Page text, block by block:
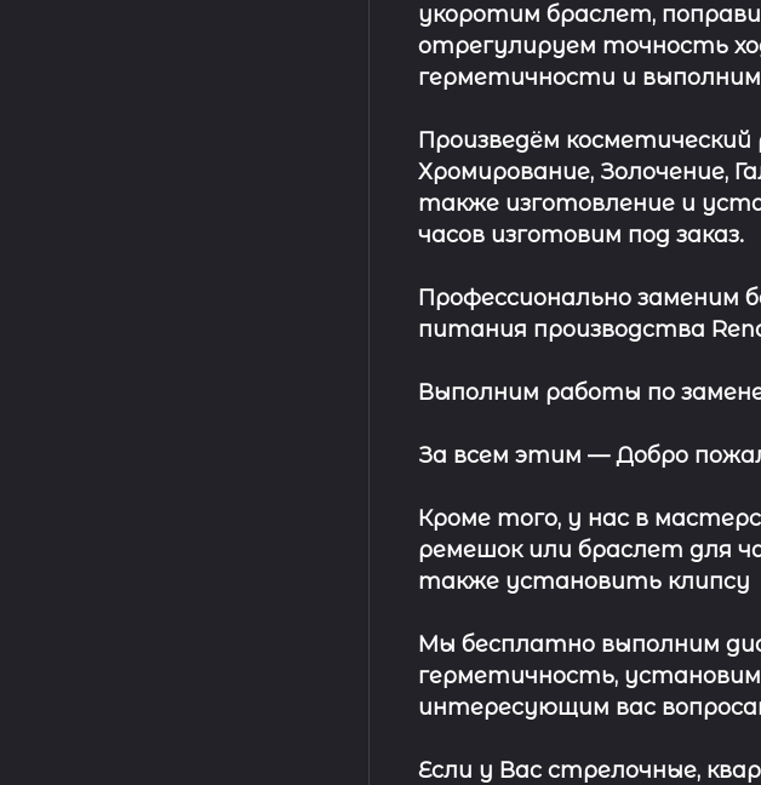
укоротим браслет,
отрегулируем точность
герметичности и
Произведём
Хромирование, Золочение,
также изготовление и
часов изготовим под заказ.
Профессионально заменим
питания производства
Выполним работы по
За всем этим —Добро
Кроме того, у нас в
ремешокилибраслет для
также установить клипсу
Мы бесплатно выполним
герметичность,
интересующим вас
Если у Вас стрелочные,